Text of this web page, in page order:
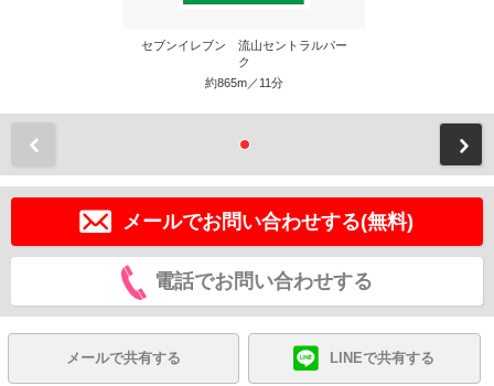
セブンイレブン 流山セントラルパー
ク
約865m／11分
メールでお問い合わせする(無料)
電話でお問い合わせする
メールで共有する LINEで共有する